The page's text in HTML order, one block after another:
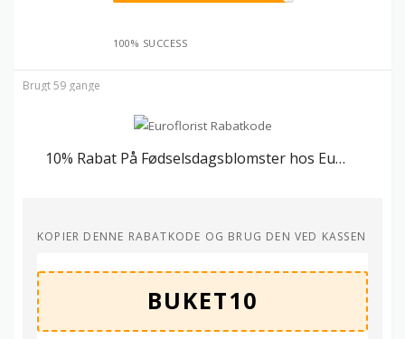
100% SUCCESS
Brugt 59 gange
10% Rabat På Fødselsdagsblomster hos Euroflorist
KOPIER DENNE RABATKODE OG BRUG DEN VED KASSEN